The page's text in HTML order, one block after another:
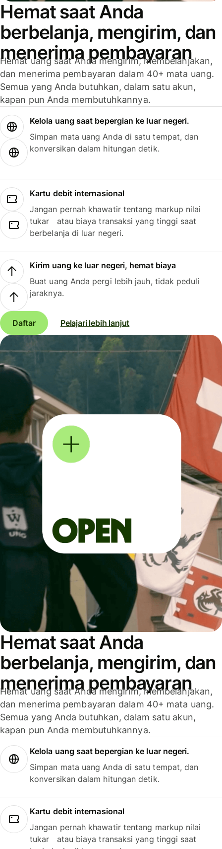
Hemat saat Anda
berbelanja, mengirim, dan
menerima pembayaran
Hemat uang saat Anda mengirim, membelanjakan,
dan menerima pembayaran dalam 40+ mata uang.
Semua yang Anda butuhkan, dalam satu akun,
kapan pun Anda membutuhkannya.
Kelola uang saat bepergian ke luar negeri.
Simpan mata uang Anda di satu tempat, dan
konversikan dalam hitungan detik.
Kartu debit internasional
Jangan pernah khawatir tentang markup nilai
tukar atau biaya transaksi yang tinggi saat
berbelanja di luar negeri.
Kirim uang ke luar negeri, hemat biaya
Buat uang Anda pergi lebih jauh, tidak peduli
jaraknya.
Daftar Pelajari lebih lanjut
Hemat saat Anda
berbelanja, mengirim, dan
menerima pembayaran
Hemat uang saat Anda mengirim, membelanjakan,
dan menerima pembayaran dalam 40+ mata uang.
Semua yang Anda butuhkan, dalam satu akun,
kapan pun Anda membutuhkannya.
Kelola uang saat bepergian ke luar negeri.
Simpan mata uang Anda di satu tempat, dan
konversikan dalam hitungan detik.
Kartu debit internasional
Jangan pernah khawatir tentang markup nilai
tukar atau biaya transaksi yang tinggi saat